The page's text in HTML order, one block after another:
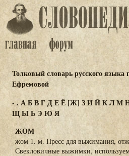
Толковый словарь русского языка
Ефремовой
- . АБВГДЕЁ [Ж] ЗИЙКЛМ
ЩЫЬЭ ЮЯ
ЖОМ
жом 1. м. Пресс для выжимания,
Свекловичные выжимки,